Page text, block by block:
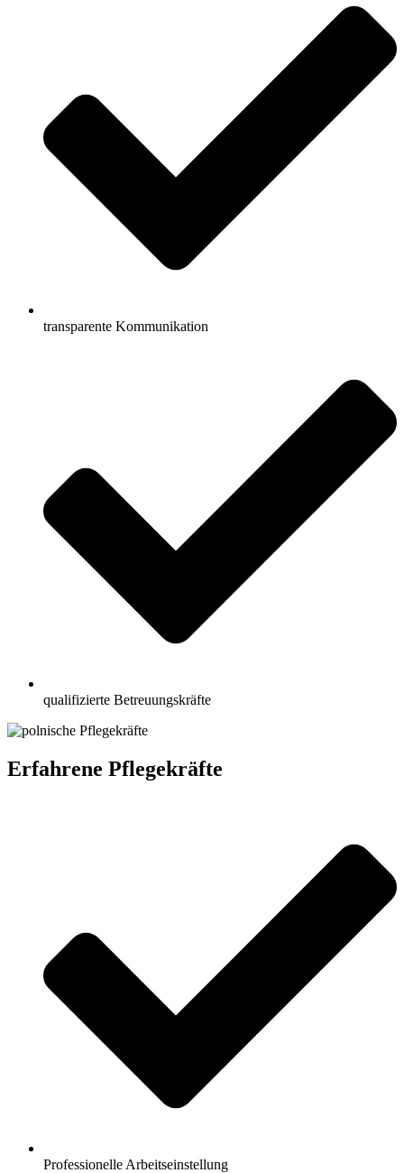
transparente Kommunikation
qualifizierte Betreuungskräfte
Erfahrene Pflegekräfte
Professionelle Arbeitseinstellung